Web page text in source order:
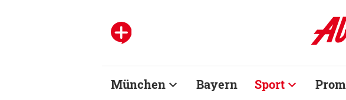
München Bayern Sport